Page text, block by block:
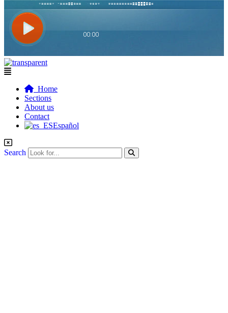
Flyout
Home
Sections
About us
Contact
Español
Search